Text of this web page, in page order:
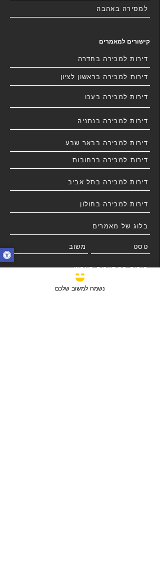
למסירה באהבה
קישורים למאמרים
דירות למכירה בחדרה
דירות למכירה בראשון לציון
דירות למכירה בעכו
דירות למכירה בנתניה
דירות למכירה בבאר שבע
דירות למכירה ברחובות
דירות למכירה בתל אביב
דירות למכירה בחולון
בלוג של מאמרים
משוב טסט
פורום המתווכים הארצי
נשמח למשוב שלכם